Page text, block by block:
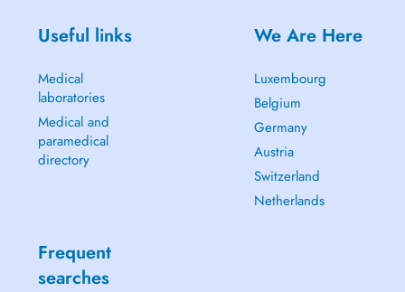
Useful links
Medical
laboratories
Medical and
paramedical
directory
We Are Here
Luxembourg
Belgium
Germany
Austria
Switzerland
Netherlands
Frequent
searches